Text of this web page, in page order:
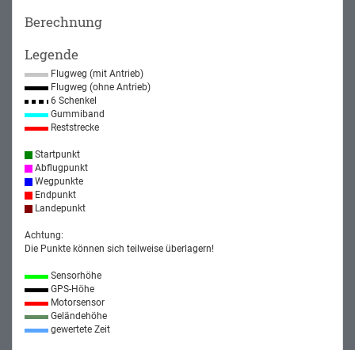
Berechnung
Legende
Flugweg (mit Antrieb)
Flugweg (ohne Antrieb)
6 Schenkel
Gummiband
Reststrecke
Startpunkt
Abflugpunkt
Wegpunkte
Endpunkt
Landepunkt
Achtung:
Die Punkte können sich teilweise überlagern!
Sensorhöhe
GPS-Höhe
Motorsensor
Geländehöhe
gewertete Zeit